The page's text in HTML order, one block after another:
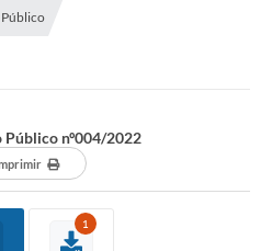
Público nº004/2022
1